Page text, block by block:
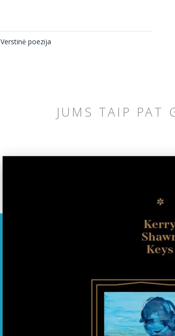
Verstinė poezija
JUMS TAIP PAT